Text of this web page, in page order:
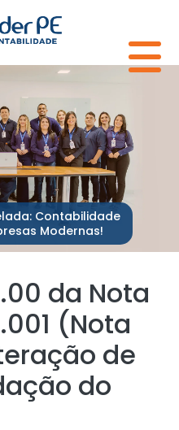
Contabilidade
Modernas!
da Nota
(Nota
de
do